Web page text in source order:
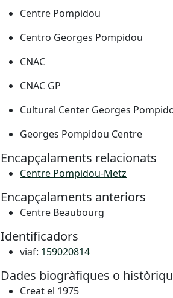
Centre Pompidou
Centro Georges Pompidou
CNAC
CNAC GP
Cultural Center Georges
Georges Pompidou Centre
Encapçalaments relacionats
Centre Pompidou-Metz
Encapçalaments anteriors
Centre Beaubourg
Identificadors
viaf: 159020814
Dades biogràfiques o
Creat el 1975